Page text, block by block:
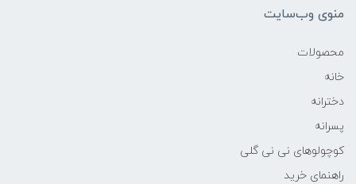
منوی وب‌سایت
محصولات
خانه
دخترانه
پسرانه
کوچولوهای نی نی گلی
راهنمای خرید